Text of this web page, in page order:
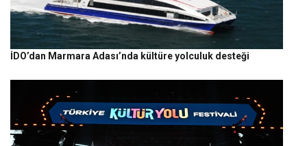
İDO’dan Marmara Adası’nda kültüre yolculuk desteği